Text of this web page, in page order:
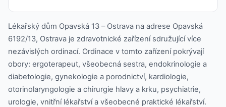
Lékařský dům Opavská 13 – Ostrava na adrese Opavská
6192/13, Ostrava je zdravotnické zařízení sdružující více
nezávislých ordinací. Ordinace v tomto zařízení pokrývají
obory: ergoterapeut, všeobecná sestra, endokrinologie a
diabetologie, gynekologie a porodnictví, kardiologie,
otorinolaryngologie a chirurgie hlavy a krku, psychiatrie,
urologie, vnitřní lékařství a všeobecné praktické lékařství.